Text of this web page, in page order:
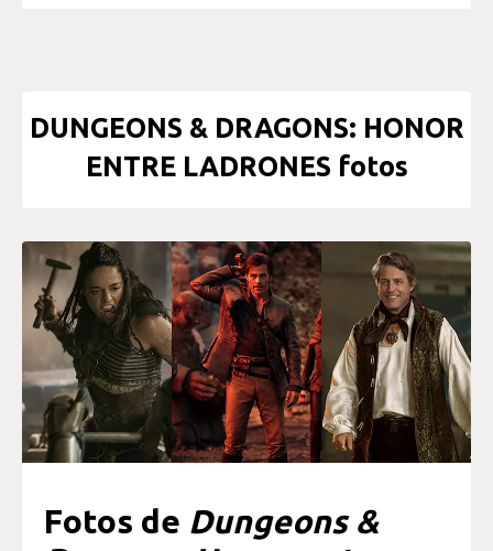
DUNGEONS & DRAGONS: HONOR
ENTRE LADRONES fotos
Fotos de Dungeons &